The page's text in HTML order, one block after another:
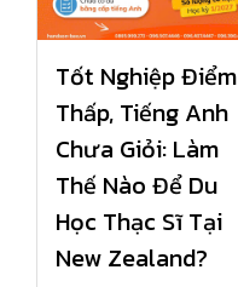
Tốt Nghiệp Điểm
Thấp, Tiếng Anh
Chưa Giỏi: Làm
Thế Nào Để Du
Học Thạc Sĩ Tại
New Zealand?